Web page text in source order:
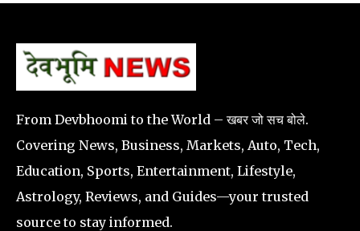
From Devbhoomi to the World – खबर जो सच बोले.
Covering News, Business, Markets, Auto, Tech,
Education, Sports, Entertainment, Lifestyle,
Astrology, Reviews, and Guides—your trusted
source to stay informed.